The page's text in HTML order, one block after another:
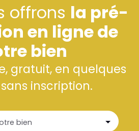
offrons la pré-
en ligne de
bien
gratuit, en quelques
inscription.
bien